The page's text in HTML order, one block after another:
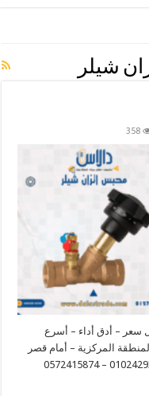
شيلر
358
سعر – أدق أداء – أسرع
المركزية – أمام قصر